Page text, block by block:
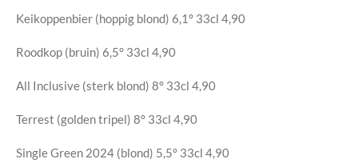
Keikoppenbier (hoppig blond) 6,1° 33cl 4,90
Roodkop (bruin) 6,5° 33cl 4,90
All Inclusive (sterk blond) 8° 33cl 4,90
Terrest (golden tripel) 8° 33cl 4,90
Single Green 2024 (blond) 5,5° 33cl 4,90